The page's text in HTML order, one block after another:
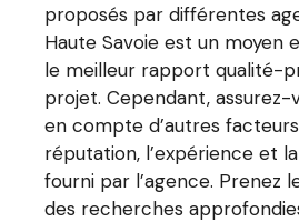
proposés par différentes
Haute Savoie est un moyen
le meilleur rapport qualité-
projet. Cependant,
en compte d’autres
réputation, l’expérience et
fourni par l’agence. Prenez
des recherches